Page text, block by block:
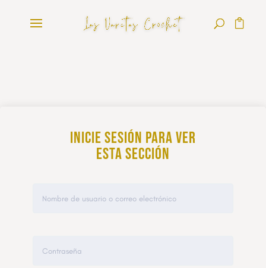
Inicie sesión para ver
esta sección